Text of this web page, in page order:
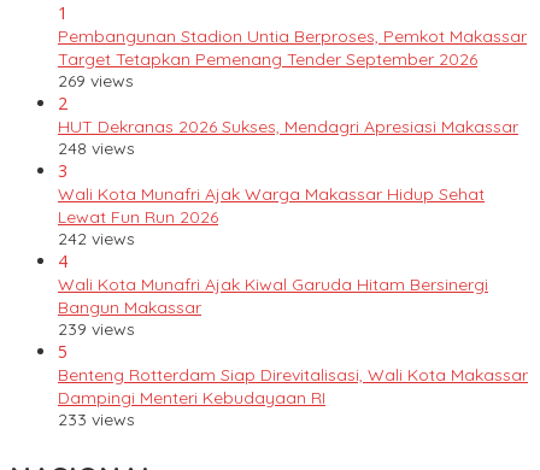
1
Pembangunan Stadion Untia Berproses, Pemkot Makassar
Target Tetapkan Pemenang Tender September 2026
269 views
2
HUT Dekranas 2026 Sukses, Mendagri Apresiasi Makassar
248 views
3
Wali Kota Munafri Ajak Warga Makassar Hidup Sehat
Lewat Fun Run 2026
242 views
4
Wali Kota Munafri Ajak Kiwal Garuda Hitam Bersinergi
Bangun Makassar
239 views
5
Benteng Rotterdam Siap Direvitalisasi, Wali Kota Makassar
Dampingi Menteri Kebudayaan RI
233 views